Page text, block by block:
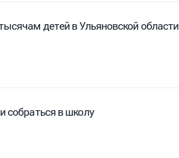
детей в Ульяновской области
собраться в школу